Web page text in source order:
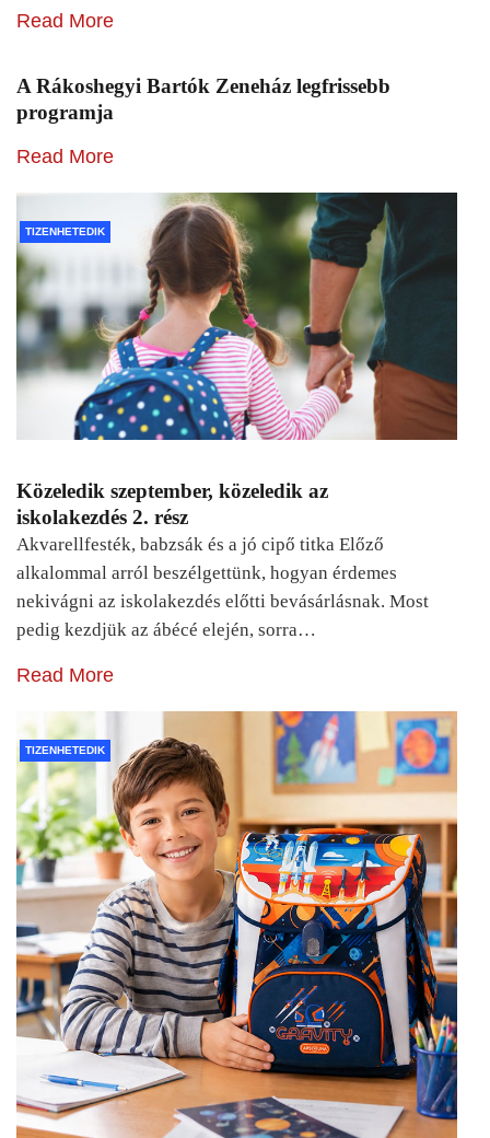
Read More
A Rákoshegyi Bartók Zeneház legfrissebb
programja
Read More
TIZENHETEDIK
Közeledik szeptember, közeledik az
iskolakezdés 2. rész
Akvarellfesték, babzsák és a jó cipő titka Előző
alkalommal arról beszélgettünk, hogyan érdemes
nekivágni az iskolakezdés előtti bevásárlásnak. Most
pedig kezdjük az ábécé elején, sorra…
Read More
TIZENHETEDIK